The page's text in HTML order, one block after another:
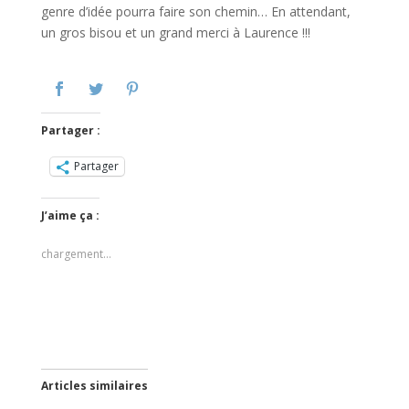
genre d’idée pourra faire son chemin… En attendant,
un gros bisou et un grand merci à Laurence !!!
Partager :
Partager
J’aime ça :
chargement…
Articles similaires